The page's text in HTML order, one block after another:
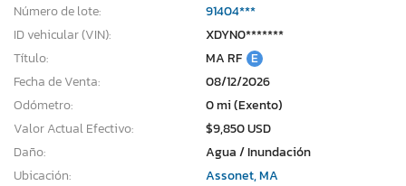
Número de lote:
91404***
ID vehicular (VIN):
XDYN0*******
Título:
MA RF E
Fecha de Venta:
08/12/2026
Odómetro:
0 mi (Exento)
Valor Actual Efectivo:
$9,850 USD
Daño:
Agua / Inundación
Ubicación:
Assonet, MA